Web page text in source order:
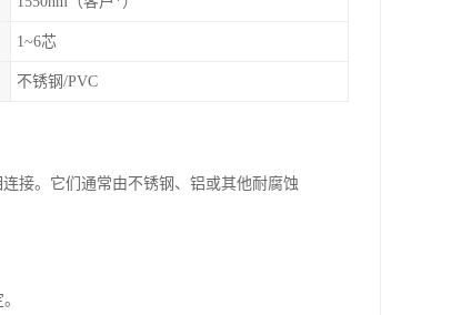
1~6芯
不锈钢/PVC
接。它们通常由不锈钢、铝或其他耐腐蚀